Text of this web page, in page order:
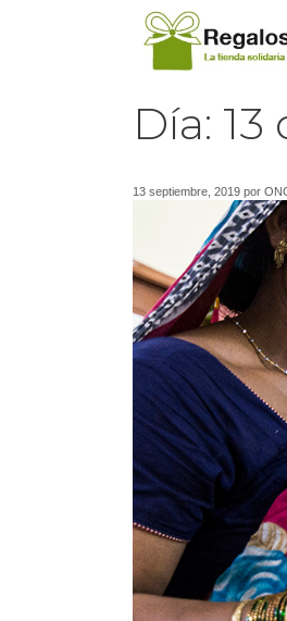
Día: 13
13 septiembre, 2019 por